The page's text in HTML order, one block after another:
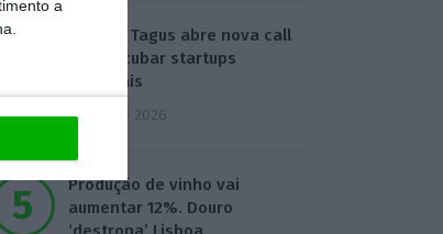
a
ESA BIC Tagus abre nova call
para incubar startups
espaciais
4 Agosto 2026
Produção de vinho vai
aumentar 12%. Douro